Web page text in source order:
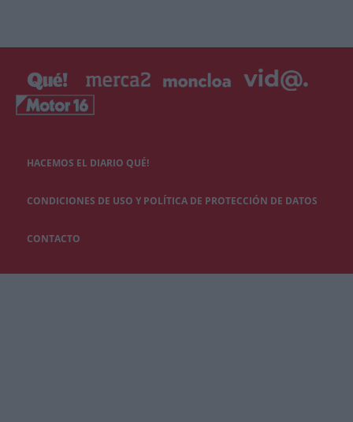
HACEMOS EL DIARIO QUÉ!
CONDICIONES DE USO Y POLÍTICA DE PROTECCIÓN DE DATOS
CONTACTO